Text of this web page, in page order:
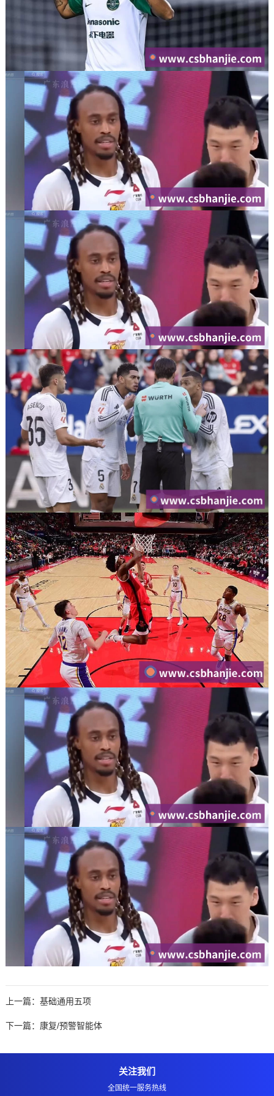
上一篇： 基础通用五项
下一篇： 康复/预警智能体
关注我们
全国统一服务热线